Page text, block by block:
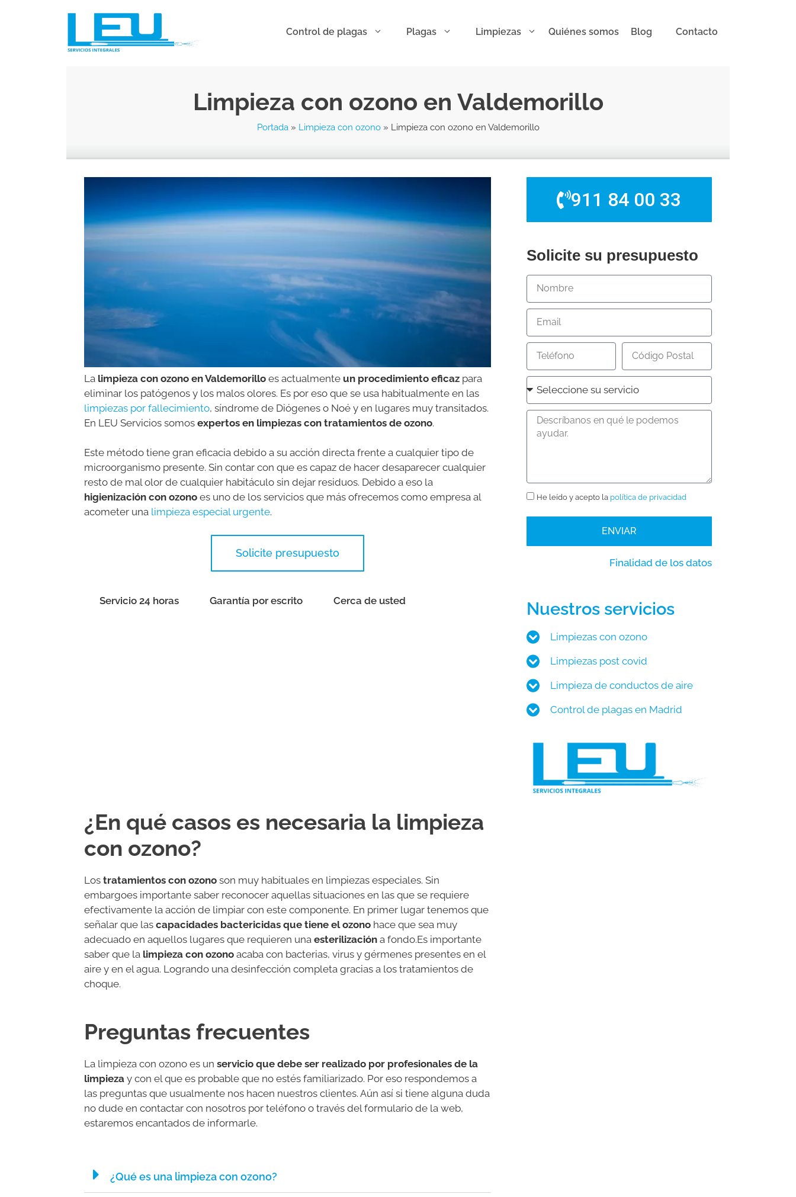
Control de plagas Plagas Limpiezas Quiénes somos Blog Contacto
Limpieza con ozono en Valdemorillo
Portada» Limpieza con ozono» Limpieza con ozono en Valdemorillo
La limpieza con ozono en Valdemorillo es actualmente un procedimiento eficaz para
eliminar los patógenos y los malos olores. Es por eso que se usa habitualmente en las
limpiezas por fallecimiento, síndrome de Diógenes o Noé y en lugares muy transitados.
En LEU Servicios somos expertos en limpiezas con tratamientos de ozono.
Este método tiene gran eficacia debido a su acción directa frente a cualquier tipo de
microorganismo presente. Sin contar con que es capaz de hacer desaparecer cualquier
resto de mal olor de cualquier habitáculo sin dejar residuos. Debido a eso la
higienización con ozono es uno de los servicios que más ofrecemos como empresa al
acometer una limpieza especial urgente.
Solicite presupuesto
Servicio 24 horas Garantía por escrito Cerca de usted
¿En qué casos es necesaria la limpieza
con ozono?
Los tratamientos con ozono son muy habituales en limpiezas especiales. Sin
embargoes importante saber reconocer aquellas situaciones en las que se requiere
efectivamente la acción de limpiar con este componente. En primer lugar tenemos que
señalar que las capacidades bactericidas que tiene el ozono hace que sea muy
adecuado en aquellos lugares que requieren una esterilización a fondo.Es importante
saber que la limpieza con ozono acaba con bacterias, virus y gérmenes presentes en el
aire y en el agua. Logrando una desinfección completa gracias a los tratamientos de
choque.
Preguntas frecuentes
La limpieza con ozono es un servicio que debe ser realizado por profesionales de la
limpieza y con el que es probable que no estés familiarizado. Por eso respondemos a
las preguntas que usualmente nos hacen nuestros clientes. Aún así si tiene alguna duda
no dude en contactar con nosotros por teléfono o través del formulario de la web,
estaremos encantados de informarle.
¿Qué es una limpieza con ozono?
911 84 00 33
Solicite su presupuesto
He leído y acepto la política de privacidad
ENVIAR
Finalidad de los datos
Nuestros servicios
Limpiezas con ozono
Limpiezas post covid
Limpieza de conductos de aire
Control de plagas en Madrid